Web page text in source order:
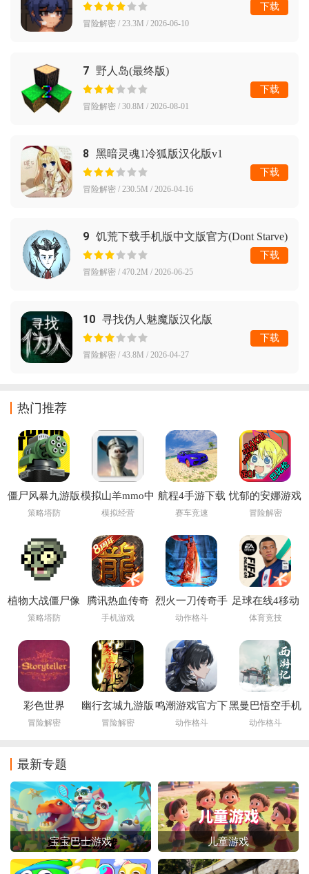
冒险解密 / 23.3M / 2026-06-10
下载
7 野人岛(最终版)
冒险解密 / 30.8M / 2026-08-01
下载
8 黑暗灵魂1冷狐版汉化版v1
冒险解密 / 230.5M / 2026-04-16
下载
9 饥荒下载手机版中文版官方(Dont Starve)
冒险解密 / 470.2M / 2026-06-25
下载
10 寻找伪人魅魔版汉化版
冒险解密 / 43.8M / 2026-04-27
下载
热门推荐
僵尸风暴九游版
策略塔防
模拟山羊mmo中
文版下载(Goat
模拟经营
航程4手游下载
安装(Voyage 4)
赛车竞速
忧郁的安娜游戏
冒险解密
植物大战僵尸像
素版手机下载安
策略塔防
腾讯热血传奇
手机游戏
烈火一刀传奇手
游
动作格斗
足球在线4移动
版下载安装
M)
体育竞技
彩色世界
storyteller下载最
冒险解密
幽行玄城九游版
冒险解密
鸣潮游戏官方下
载
动作格斗
黑曼巴悟空手机
版
动作格斗
最新专题
宝宝巴士游戏 儿童游戏